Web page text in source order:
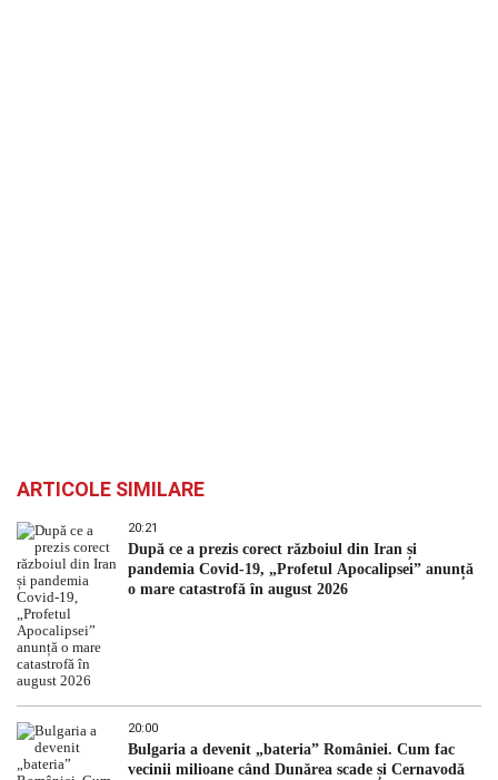
ARTICOLE SIMILARE
20:21
După ce a prezis corect războiul din Iran și
pandemia Covid-19, „Profetul Apocalipsei” anunță
o mare catastrofă în august 2026
20:00
Bulgaria a devenit „bateria” României. Cum fac
vecinii milioane când Dunărea scade și Cernavodă